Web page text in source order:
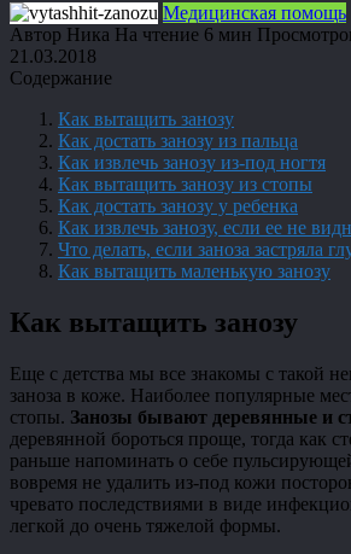
Медицинская помощь
Автор Ника На чтение 6 мин
21.03.2018
Содержание
Как вытащить занозу
Как достать занозу из пальца
Как извлечь занозу из-под ногтя
Как вытащить занозу из стопы
Как достать занозу у ребенка
Как извлечь занозу, если ее не
Что делать, если заноза застряла
Как вытащить маленькую занозу
Как вытащить занозу
Еще с детства мы все знакомы с такой
заноза в коже. Наиболее популярные
стопы. Занозы бывают деревянные и
деревянной бороться проще, тогда как
раньше напоминать о себе
вовремя не удалить из-под кожи
чревато последствиями в виде
легкой до очень тяжелой формы.